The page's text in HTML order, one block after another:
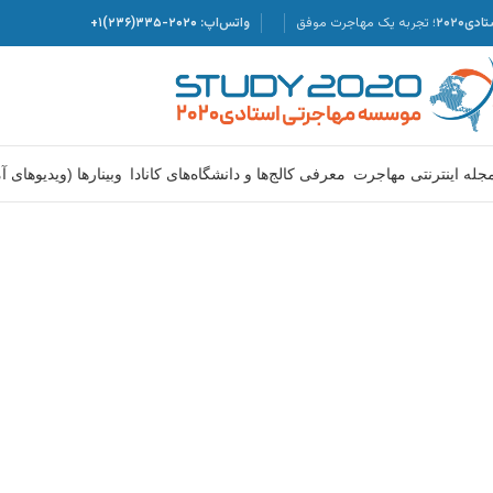
تجربه یک مهاجرت موفق واتس‌اپ: ۲۰۲۰-۳۳۵(۲۳۶)۱+
اینترنتی مهاجرت معرفی کالج‌ها و دانشگاه‌های کانادا وبینارها